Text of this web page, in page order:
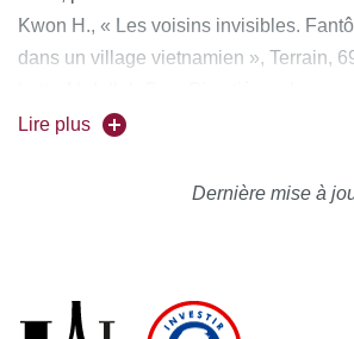
Kwon H., « Les voisins invisibles.
dans un village vietnamien », Terrain,
mobiles : des morts en guerre
Schepper-Hugues N., « Mourir en
Padilha J., Yanomami, une guerre
Lire plus
Dernière mise à